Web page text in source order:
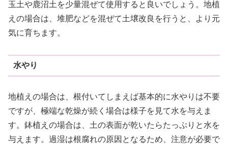
玉土や鹿沼土を少量混ぜて使用すると良いでしょう。地植
えの場合は、堆肥などを混ぜて土壌改良を行うと、より元
気に育ちます。
水やり
地植えの場合は、根付いてしまえば基本的に水やりは不要
ですが、極端な乾燥が続く場合は様子を見て水を与えま
す。鉢植えの場合は、土の表面が乾いたらたっぷりと水を
与えます。過湿は根腐れの原因となるため、注意が必要で